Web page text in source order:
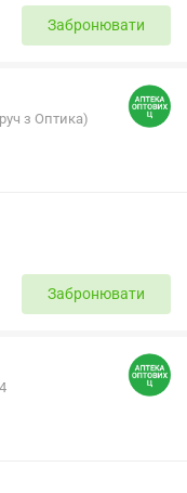
Забронювати
з Оптика)
Забронювати